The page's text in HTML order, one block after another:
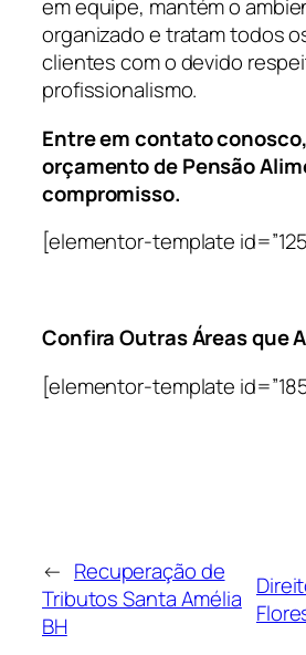
em equipe, mantém o
organizado e tratam todos
clientes com o devido
profissionalismo.
Entre em contato
orçamento de Pensão
compromisso.
[elementor-template
Confira Outras Áreas que
[elementor-template
← Recuperação de
Tributos Santa Amélia
BH